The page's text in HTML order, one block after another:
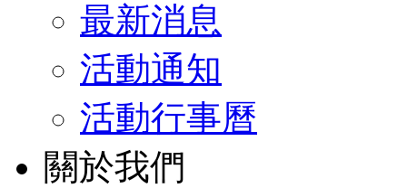
最新消息
活動通知
活動行事曆
關於我們